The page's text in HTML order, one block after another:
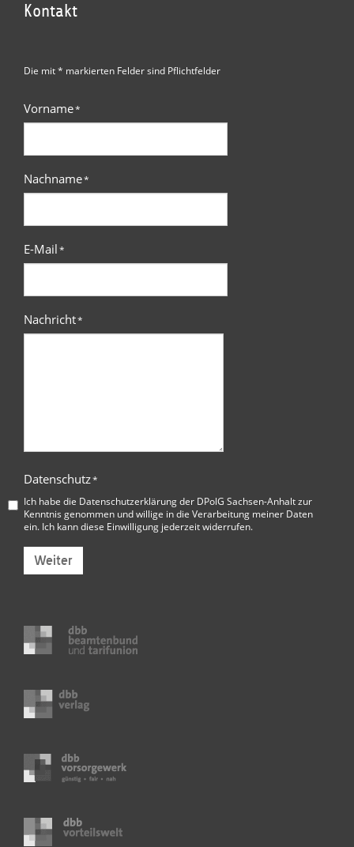
Kontakt
Die mit * markierten Felder sind Pflichtfelder
Vorname*
Nachname*
E-Mail*
Nachricht*
Datenschutz*
Ich habe die Datenschutzerklärung der DPolG Sachsen-Anhaltzur
Kenntnis genommen und willige in die Verarbeitung meiner Daten
ein. Ich kann diese Einwilligung jederzeit widerrufen.
Weiter